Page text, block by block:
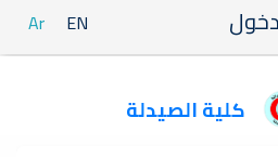
Ar EN
كلية الصيدلة